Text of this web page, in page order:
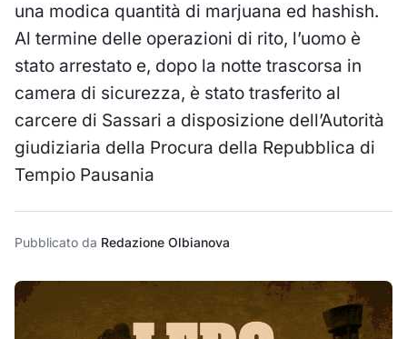
una modica quantità di marjuana ed hashish.
Al termine delle operazioni di rito, l’uomo è
stato arrestato e, dopo la notte trascorsa in
camera di sicurezza, è stato trasferito al
carcere di Sassari a disposizione dell’Autorità
giudiziaria della Procura della Repubblica di
Tempio Pausania
Pubblicato da Redazione Olbianova